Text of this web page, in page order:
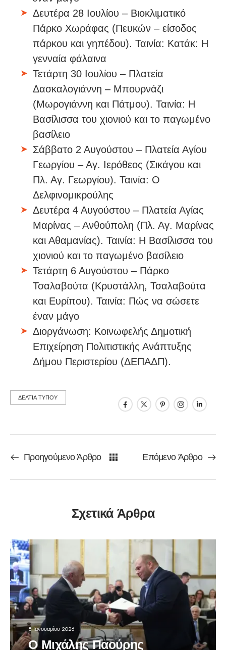
Δευτέρα 28 Ιουλίου – Βιοκλιματικό
Πάρκο Χωράφας (Πευκών – είσοδος
πάρκου και γηπέδου). Ταινία: Κατάκ: Η
γενναία φάλαινα
Τετάρτη 30 Ιουλίου – Πλατεία
Δασκαλογιάννη – Μπουρνάζι
(Μωρογιάννη και Πάτμου). Ταινία: Η
Βασίλισσα του χιονιού και το παγωμένο
βασίλειο
Σάββατο 2 Αυγούστου – Πλατεία Αγίου
Γεωργίου – Αγ. Ιερόθεος (Σικάγου και
Πλ. Αγ. Γεωργίου). Ταινία: Ο
Δελφινομικρούλης
Δευτέρα 4 Αυγούστου – Πλατεία Αγίας
Μαρίνας – Ανθούπολη (Πλ. Αγ. Μαρίνας
και Αθαμανίας). Ταινία: Η Βασίλισσα του
χιονιού και το παγωμένο βασίλειο
Τετάρτη 6 Αυγούστου – Πάρκο
Τσαλαβούτα (Κρυστάλλη, Τσαλαβούτα
και Ευρίπου). Ταινία: Πώς να σώσετε
έναν μάγο
Διοργάνωση: Κοινωφελής Δημοτική
Επιχείρηση Πολιτιστικής Ανάπτυξης
Δήμου Περιστερίου (ΔΕΠΑΔΠ).
ΔΕΛΤΙΑ ΤΥΠΟΥ
Προηγούμενο Άρθρο Επόμενο Άρθρο
Σχετικά Άρθρα
8 Ιανουαρίου 2026
Ο Μιχάλης Παούρης